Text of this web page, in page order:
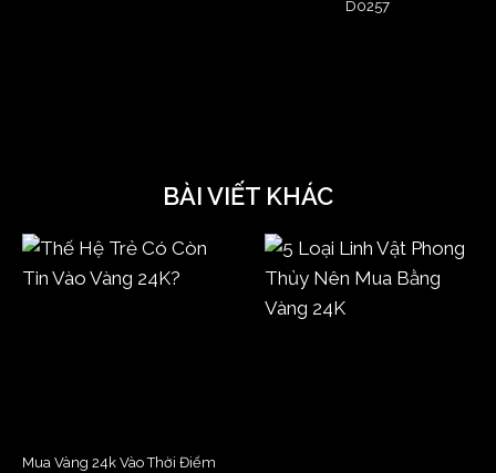
D0257
BÀI VIẾT KHÁC
Mua Vàng 24k Vào Thời Điểm